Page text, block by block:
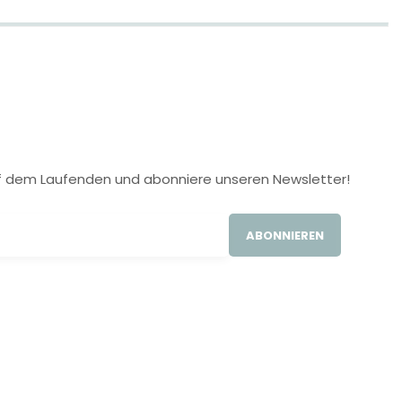
dem Laufenden und abonniere unseren Newsletter!
ABONNIEREN